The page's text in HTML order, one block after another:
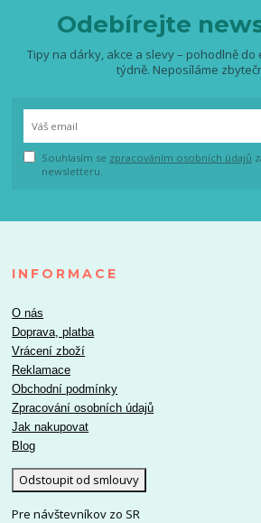
Odebírejte
Tipy na dárky, akce a slevy – pohodlně do
týdně. Neposíláme
Souhlasím se zpracováním osobních údajů
newsletteru.
INFORMACE
O nás
Doprava, platba
Vrácení zboží
Reklamace
Obchodní podmínky
Zpracování osobních údajů
Jak nakupovat
Blog
Odstoupit od smlouvy
Pre návštevníkov zo SR